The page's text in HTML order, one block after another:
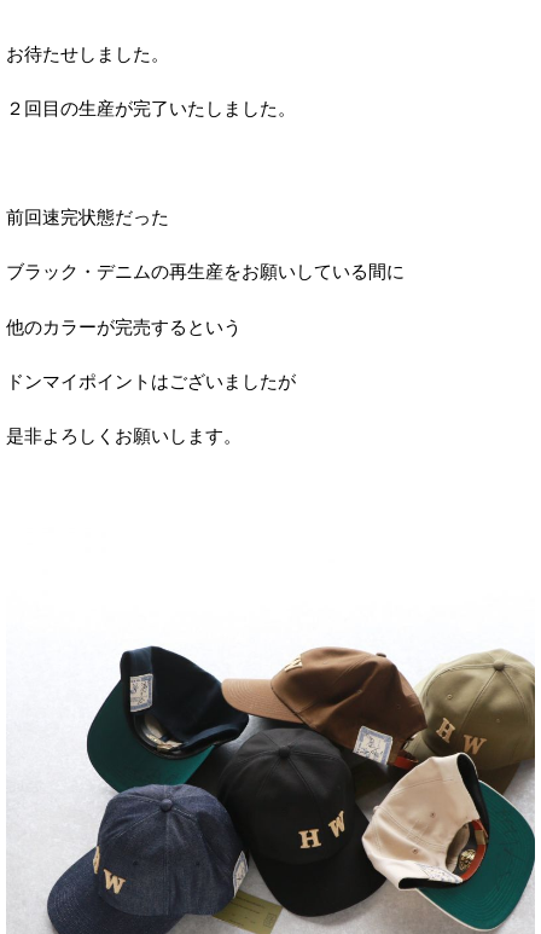
お待たせしました。
２回目の生産が完了いたしました。
前回速完状態だった
ブラック・デニムの再生産をお願いしている間に
他のカラーが完売するという
ドンマイポイントはございましたが
是非よろしくお願いします。